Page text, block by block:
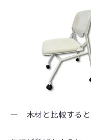
― 木材と比較すると